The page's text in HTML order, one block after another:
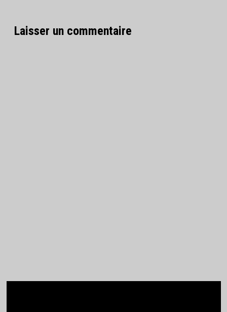
Laisser un commentaire